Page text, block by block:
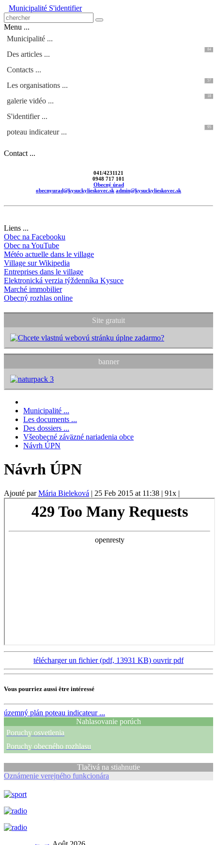
Municipalité S'identifier
Menu ...
Municipalité ...
Des articles ...
84
Contacts ...
Les organisations ...
57
galerie vidéo ...
18
S'identifier ...
poteau indicateur ...
95
Contact ...
041/4231121
0948 717 101
Obecný úrad
obecnyurad@kysuckylieskovec.sk admin@kysuckylieskovec.sk
Liens ...
Obec na Facebooku
Obec na YouTube
Météo actuelle dans le village
Village sur Wikipedia
Entreprises dans le village
Elektronická verzia týždenníka Kysuce
Marché immobilier
Obecný rozhlas online
Site gratuit
banner
Municipalité ...
Les documents ...
Des dossiers ...
Všeobecné záväzné nariadenia obce
Návrh ÚPN
Návrh ÚPN
Ajouté parMária Bieleková | 25 Feb 2015 at 11:38 | 91x |
télécharger un fichier (pdf, 13931 KB) ouvrir pdf
Vous pourriez aussi être intéressé
územný plán poteau indicateur ...
Nahlasovanie porúch
Poruchy osvetlenia
Poruchy obecného rozhlasu
Tlačivá na stiahnutie
Oznámenie verejného funkcionára